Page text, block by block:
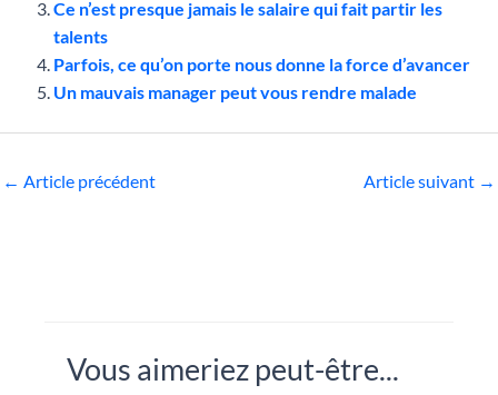
Ce n’est presque jamais le salaire qui fait partir les
talents
Parfois, ce qu’on porte nous donne la force d’avancer
Un mauvais manager peut vous rendre malade
← Article précédent Article suivant →
Vous aimeriez peut-être...